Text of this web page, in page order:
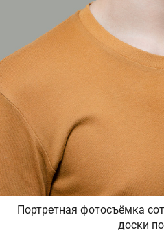
Портретная фотосъёмка
доски